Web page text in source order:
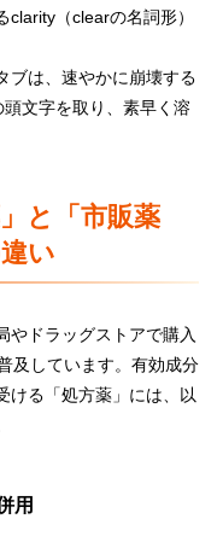
（clearの名詞形）
ブは、速やかに崩壊する
頭文字を取り、素早く溶
と「市販薬
い
やドラッグストアで購入
及しています。有効成分
ける「処方薬」には、以
用